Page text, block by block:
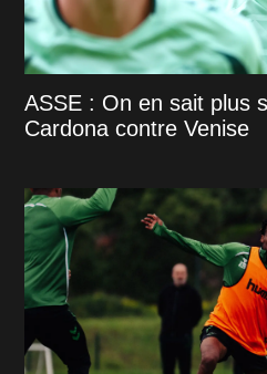
ASSE : On en sait plus
Cardona contre Venise